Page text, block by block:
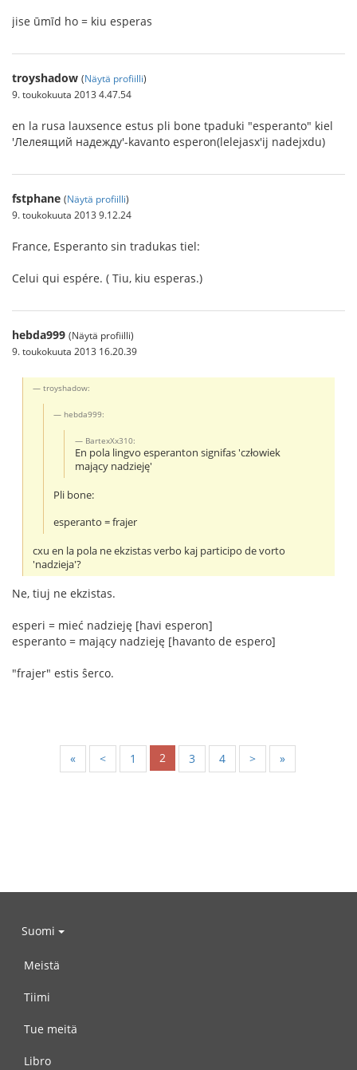
jise ūmīd ho = kiu esperas
troyshadow (Näytä profiilli)
9. toukokuuta 2013 4.47.54
en la rusa lauxsence estus pli bone tpaduki "esperanto" kiel
'Лелеящий надежду'-kavanto esperon(lelejasx'ij nadejxdu)
fstphane (Näytä profiilli)
9. toukokuuta 2013 9.12.24
France, Esperanto sin tradukas tiel:
Celui qui espére. ( Tiu, kiu esperas.)
hebda999 (Näytä profiilli)
9. toukokuuta 2013 16.20.39
troyshadow:
hebda999:
BartexXx310:
En pola lingvo esperanton signifas 'człowiek
mający nadzieję'
Pli bone:
esperanto = frajer
cxu en la pola ne ekzistas verbo kaj participo de vorto
'nadzieja'?
Ne, tiuj ne ekzistas.
esperi = mieć nadzieję [havi esperon]
esperanto = mający nadzieję [havanto de espero]
"frajer" estis ŝerco.
« < 1 2 3 4 > »
Suomi
Meistä
Tiimi
Tue meitä
Libro